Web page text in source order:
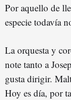
Por aquello de
especie todavía
La orquesta y
note tanto a
gusta dirigir.
Hoy es día, por